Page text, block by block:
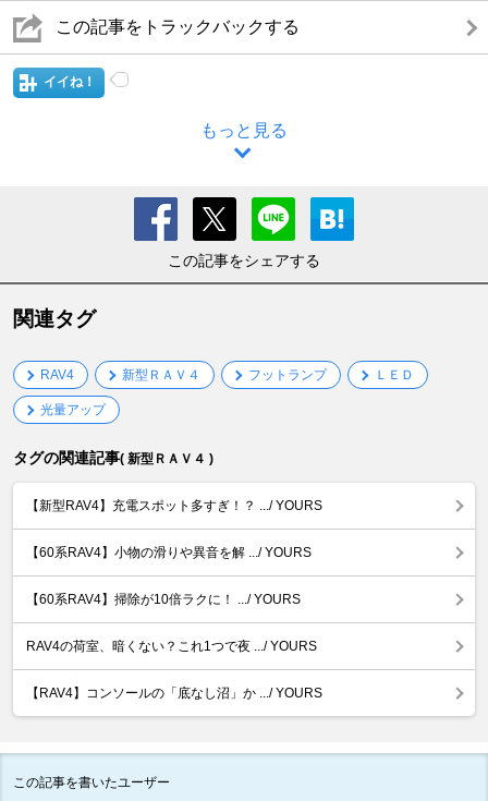
この記事をトラックバックする
イイね！
もっと見る
この記事をシェアする
関連タグ
RAV4 新型ＲＡＶ４ フットランプ ＬＥＤ
光量アップ
タグの関連記事( 新型ＲＡＶ４ )
【新型RAV4】充電スポット多すぎ！？ .../ YOURS
【60系RAV4】小物の滑りや異音を解 .../ YOURS
【60系RAV4】掃除が10倍ラクに！ .../ YOURS
RAV4の荷室、暗くない？これ1つで夜 .../ YOURS
【RAV4】コンソールの「底なし沼」か .../ YOURS
この記事を書いたユーザー